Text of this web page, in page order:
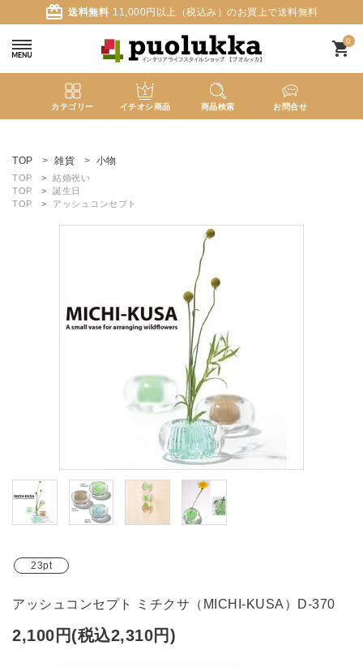
card_giftcard 送料無料 11,000円以上（税込み）のお買上で送料無料
0
shopping_cart
カテゴリー イチオシ商品 商品検索 お問合せ
ようこそ ゲスト 様
meeting_room ログイン
search
TOP 雑貨 小物
TOP
結婚祝い
TOP
誕生日
TOP
アッシュコンセプト
23pt
アッシュコンセプト ミチクサ（MICHI-KUSA）D-370
2,100円(税込2,310円)